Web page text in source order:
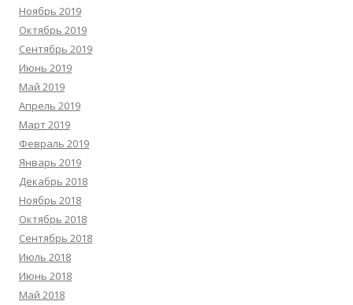
Ноябрь 2019
Октябрь 2019
Сентябрь 2019
Июнь 2019
Май 2019
Апрель 2019
Март 2019
Февраль 2019
Январь 2019
Декабрь 2018
Ноябрь 2018
Октябрь 2018
Сентябрь 2018
Июль 2018
Июнь 2018
Май 2018